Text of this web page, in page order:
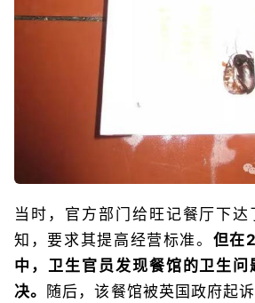
当时，官方部门给旺记餐厅下
知，要求其提高经营标准。 但在
中，卫生官员发现餐馆的卫生
决。
随后，该餐馆被英国政府起